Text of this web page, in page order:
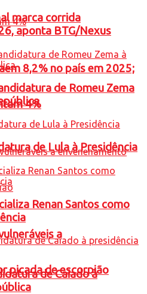
8,2% no país em 2025;
4%
a
picada de escorpião
marca corrida
aponta BTG/Nexus
de Romeu Zema
de Lula à Presidência
Renan Santos como
de Caiado à